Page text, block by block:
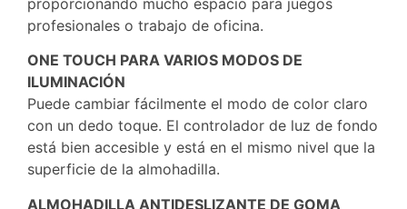
profesionales o trabajo de oficina.
ONE TOUCH PARA VARIOS MODOS DE
ILUMINACIÓN
Puede cambiar fácilmente el modo de color claro
con un dedo toque. El controlador de luz de fondo
está bien accesible y está en el mismo nivel que la
superficie de la almohadilla.
ALMOHADILLA ANTIDESLIZANTE DE GOMA